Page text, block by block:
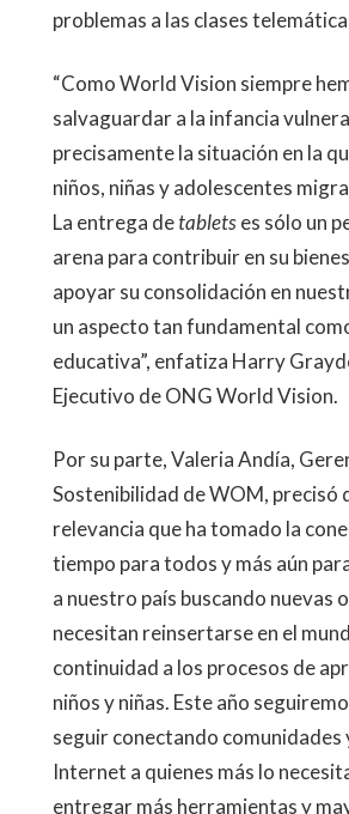
problemas a las clases
“Como World Vision siempre
salvaguardar a la infancia
precisamente la situación en la
niños, niñas y adolescentes
La entrega detabletses sólo un
arena para contribuir en su
apoyar su consolidación en
un aspecto tan fundamental
educativa”, enfatiza Harry
Ejecutivo de ONG World Vision.
Por su parte, Valeria Andía,
Sostenibilidad de WOM, precisó
relevancia que ha tomado la
tiempo para todos y más aún
a nuestro país buscando nuevas
necesitan reinsertarse en el
continuidad a los procesos de
niños y niñas. Este año
seguir conectando comunidades
Internet a quienes más lo
entregar más herramientas y